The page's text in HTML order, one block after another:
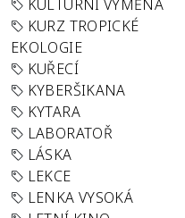
KULTURNÍ VÝMĚNA
KURZ TROPICKÉ
EKOLOGIE
KUŘECÍ
KYBERŠIKANA
KYTARA
LABORATOŘ
LÁSKA
LEKCE
LENKA VYSOKÁ